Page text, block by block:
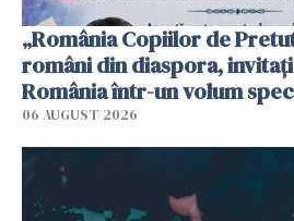
„România Copiilor de
români din diaspora,
România într-un volum
06 AUGUST 2026